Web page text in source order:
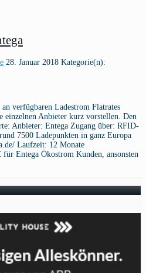
28. Januar 2018 Kategorie(n):
verfügbaren Ladestrom Flatrates
einzelnen Anbieter kurz vorstellen. Den
Anbieter: Entega Zugang über: RFID-
7500 Ladepunkten in ganz Europa
Laufzeit: 12 Monate
Entega Ökostrom Kunden, ansonsten